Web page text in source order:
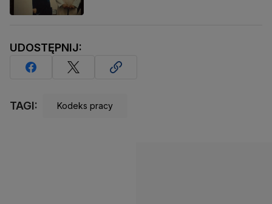
UDOSTĘPNIJ:
TAGI: Kodeks pracy